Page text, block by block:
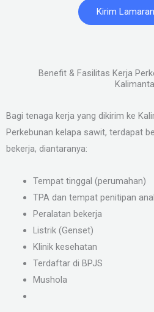
Kirim
Benefit & Fasilitas Kerja
Bagi tenaga kerja yang dikirim ke
Perkebunan kelapa sawit, terdapat
bekerja, diantaranya:
Tempat tinggal (perumahan)
TPA dan tempat penitipan
Peralatan bekerja
Listrik (Genset)
Klinik kesehatan
Terdaftar di BPJS
Mushola